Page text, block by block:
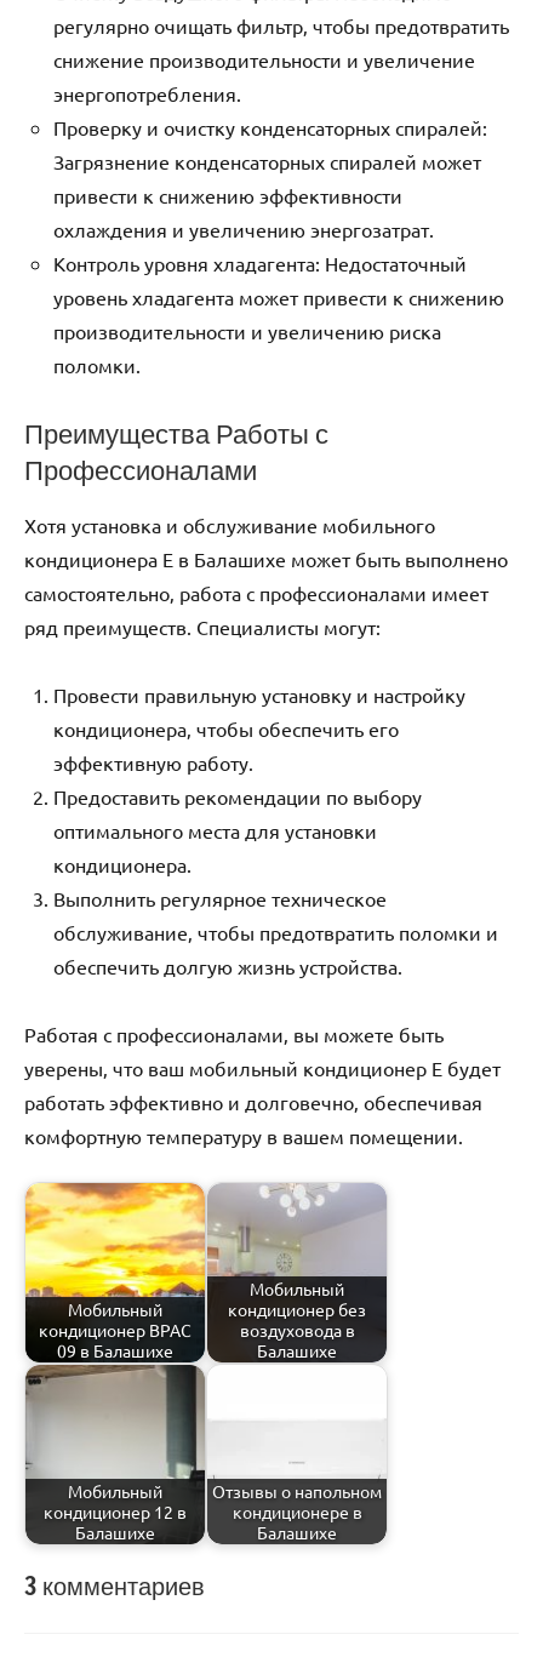
регулярно очищать фильтр‚ чтобы предотвратить
снижение производительности и увеличение
энергопотребления.
Проверку и очистку конденсаторных спиралей:
Загрязнение конденсаторных спиралей может
привести к снижению эффективности
охлаждения и увеличению энергозатрат.
Контроль уровня хладагента: Недостаточный
уровень хладагента может привести к снижению
производительности и увеличению риска
поломки.
Преимущества Работы с
Профессионалами
Хотя установка и обслуживание мобильного
кондиционера E в Балашихе может быть выполнено
самостоятельно‚ работа с профессионалами имеет
ряд преимуществ. Специалисты могут:
Провести правильную установку и настройку
кондиционера‚ чтобы обеспечить его
эффективную работу.
Предоставить рекомендации по выбору
оптимального места для установки
кондиционера.
Выполнить регулярное техническое
обслуживание‚ чтобы предотвратить поломки и
обеспечить долгую жизнь устройства.
Работая с профессионалами‚ вы можете быть
уверены‚ что ваш мобильный кондиционер E будет
работать эффективно и долговечно‚ обеспечивая
комфортную температуру в вашем помещении.
Мобильный
кондиционер BPAC
09 в Балашихе
Мобильный
кондиционер без
воздуховода в
Балашихе
Мобильный
кондиционер 12 в
Балашихе
Отзывы о напольном
кондиционере в
Балашихе
3 комментариев